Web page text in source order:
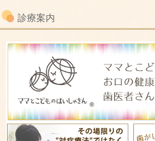
診療案内